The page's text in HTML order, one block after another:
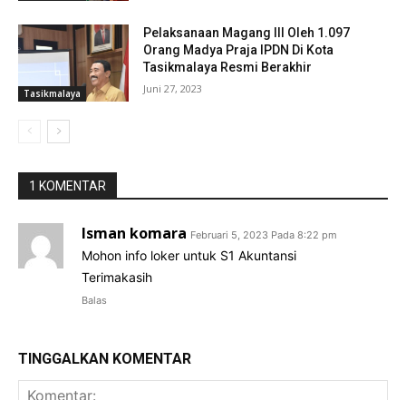
Tasikmalaya
Pelaksanaan Magang III Oleh 1.097
Orang Madya Praja IPDN Di Kota
Tasikmalaya Resmi Berakhir
Juni 27, 2023
1 KOMENTAR
Isman komara Februari 5, 2023 Pada 8:22 pm
Mohon info loker untuk S1 Akuntansi
Terimakasih
Balas
TINGGALKAN KOMENTAR